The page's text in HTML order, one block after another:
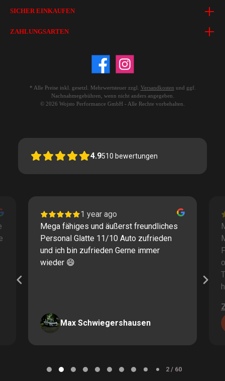
SICHER EINKAUFEN
ZAHLUNGSARTEN
* Alle Preise inkl. gesetzl. Mehrwertsteuer zzgl. Versandkosten und ggf.
Nachnahmegebühren, wenn nicht anders angegeben.
© 2026 Wojsto Performance GmbH - Alle Rechte vorbehalten.
4.9510 bewertungen
1 year ago
Mega fähiges und äußerst freundliches
Personal Glatte 11/10 Auto zufrieden
und ich bin zufrieden Gerne immer
wieder 😄
Max Schwiegershausen
2 / 60